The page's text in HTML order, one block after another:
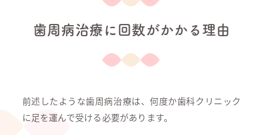
歯周病治療に回数がかかる理由
前述したような歯周病治療は、何度か歯科クリニック
に足を運んで受ける必要があります。